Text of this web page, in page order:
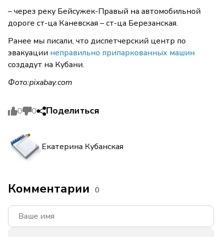
– через реку Бейсужек-Правый на автомобильной
дороге ст-ца Каневская – ст-ца Березанская.
Ранее мы писали, что диспетчерский центр по
эвакуации неправильно припаркованных машин
создадут на Кубани.
Фото:pixabay.com
0 0 Поделиться
Екатерина Кубанская
Комментарии 0